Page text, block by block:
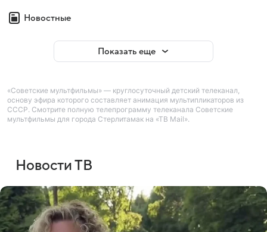
Новостные
Показать еще
«Советские мультфильмы» — круглосуточный детский телеканал,
основу эфира которого составляет анимация мультипликаторов из
СССР. Смотрите полную телепрограмму телеканала Советские
мультфильмы для города Стерлитамак на «ТВ Mail».
Новости ТВ